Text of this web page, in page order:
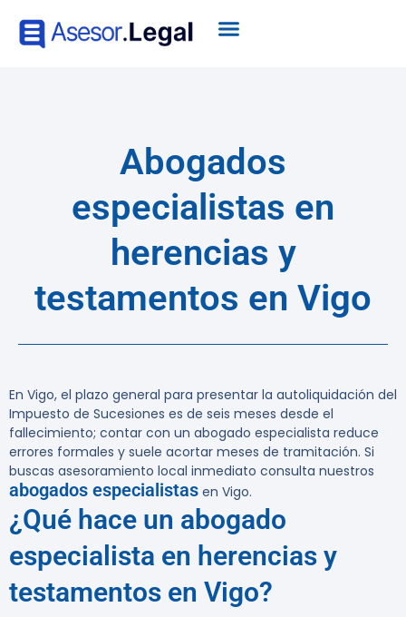
Abogados
especialistas en
herencias y
testamentos en Vigo
En Vigo, el plazo general para presentar la autoliquidación del
Impuesto de Sucesiones es de seis meses desde el
fallecimiento; contar con un abogado especialista reduce
errores formales y suele acortar meses de tramitación. Si
buscas asesoramiento local inmediato consulta nuestros
abogados especialistas en Vigo.
¿Qué hace un abogado
especialista en herencias y
testamentos en Vigo?